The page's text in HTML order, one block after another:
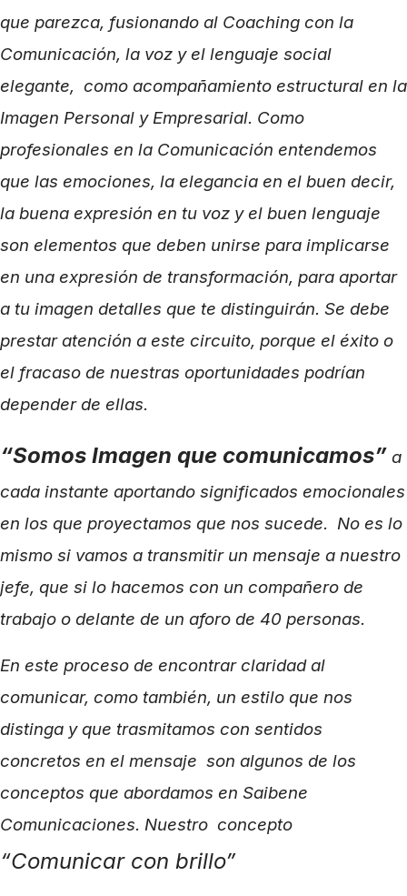
que parezca, fusionando al Coaching con la
Comunicación, la voz y el lenguaje social
elegante, como acompañamiento estructural en la
Imagen Personal y Empresarial. Como
profesionales en la Comunicación entendemos
que las emociones, la elegancia en el buen decir,
la buena expresión en tu voz y el buen lenguaje
son elementos que deben unirse para implicarse
en una expresión de transformación, para aportar
a tu imagen detalles que te distinguirán. Se debe
prestar atención a este circuito, porque el éxito o
el fracaso de nuestras oportunidades podrían
depender de ellas.
“Somos Imagen que comunicamos” a
cada instante aportando significados emocionales
en los que proyectamos que nos sucede. No es lo
mismo si vamos a transmitir un mensaje a nuestro
jefe, que si lo hacemos con un compañero de
trabajo o delante de un aforo de 40 personas.
En este proceso de encontrar claridad al
comunicar, como también, un estilo que nos
distinga y que trasmitamos con sentidos
concretos en el mensaje son algunos de los
conceptos que abordamos en Saibene
Comunicaciones. Nuestro concepto
“Comunicar con brillo”